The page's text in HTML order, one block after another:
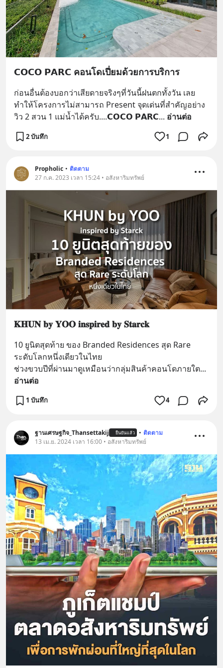
𝗖𝗢𝗖𝗢 𝗣𝗔𝗥𝗖 คอนโดเปี่ยมด้วยการบริการ
ก่อนอื่นต้องบอกว่าเสียดายจริงๆที่วันนี้ฝนตกทั้งวัน เลย
ทำให้โครงการไม่สามารถ Present จุดเด่นที่สำคัญอย่าง
วิว 2 สวน 1 แม่น้ำได้ครับ....𝗖𝗢𝗖𝗢 𝗣𝗔𝗥𝗖... อ่านต่อ
2 บันทึก 1
Propholic • ติดตาม
27 ก.ค. 2023 เวลา 15:24 • อสังหาริมทรัพย์
𝐊𝐇𝐔𝐍 𝐛𝐲 𝐘𝐎𝐎 𝐢𝐧𝐬𝐩𝐢𝐫𝐞𝐝 𝐛𝐲 𝐒𝐭𝐚𝐫𝐜𝐤
10 ยูนิตสุดท้าย ของ Branded Residences สุด Rare
ระดับโลกหนึ่งเดียวในไทย
ช่วงขวบปีที่ผ่านมาดูเหมือนว่ากลุ่มสินค้าคอนโดภายใต
อ่านต่อ
1 บันทึก 4
ฐานเศรษฐกิจ_Thansettakij ยืนยันแล้ว • ติดตาม
13 เม.ย. 2024 เวลา 16:00 • อสังหาริมทรัพย์